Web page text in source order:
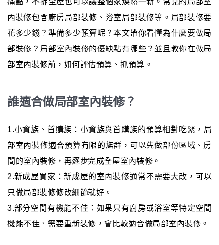
痛點，不拆全屋也可以讓整個家煥然一新。常見的局部室
內裝修包含廚房局部裝修、浴室局部裝修等。局部裝修要
花多少錢？準備多少預算呢？本文帶你看懂為什麼要做局
部裝修？局部室內裝修的優缺點有哪些？並且教你在做局
部室內裝修前，如何評估預算、抓預算。
誰適合做局部室內裝修？
1.小資族、首購族：小資族與首購族的預算相對吃緊，局
部室內裝修適合預算有限的族群，可以先做部份區域、房
間的室內裝修，再逐步完成全屋室內裝修。
2.新成屋買家：新成屋的室內裝修通常不需要大改，可以
只做局部裝修修改細節就好。
3.部分空間有機能不佳：如果只有廚房或浴室等特定空間
機能不佳、需要重新裝修，會比較適合做局部室內裝修。